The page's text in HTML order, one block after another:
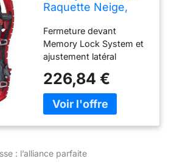
Raquette Neige,
Symbioz Elite,
Rosso (Ruby)
Fermeture devant
Memory Lock System et
ajustement latéral
LATERAL adjust Système
de mémorisation du
nombre de Scarpone
226,84 €
: l’alliance parfaite